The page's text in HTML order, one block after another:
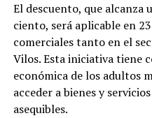
El descuento, que alcanza
ciento, será aplicable en
comerciales tanto en el
Vilos. Esta iniciativa tiene
económica de los adultos
acceder a bienes y
asequibles.